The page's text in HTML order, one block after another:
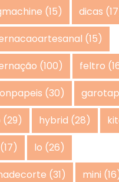
(15) dicas
(15)
(100) feltro
(30)
(29) hybrid (28)
(17) lo (26)
(31) mini